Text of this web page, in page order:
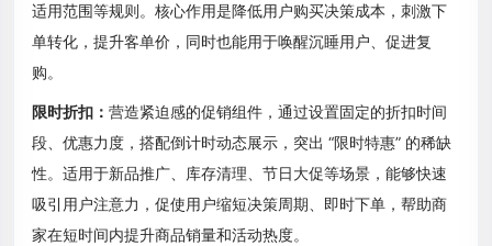
适用范围等规则。核心作用是降低用户购买决策成本，刺激下
单转化，提升客单价，同时也能用于唤醒沉睡用户、促进复
购。
限时折扣： 营造紧迫感的促销组件，通过设置固定的折扣时间
段、优惠力度，搭配倒计时动态展示，突出 “限时特惠” 的稀缺
性。适用于新品推广、库存清理、节日大促等场景，能够快速
吸引用户注意力，促使用户缩短决策周期、即时下单，帮助商
家在短时间内提升商品销量和活动热度。